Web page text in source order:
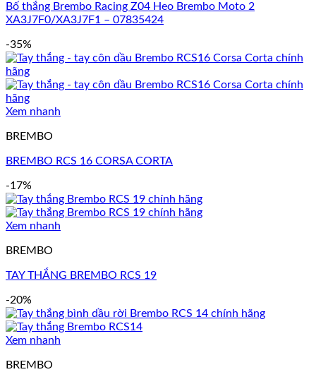
Bố thắng Brembo Racing Z04 Heo Brembo Moto 2
XA3J7F0/XA3J7F1 – 07835424
-35%
Xem nhanh
BREMBO
BREMBO RCS 16 CORSA CORTA
-17%
Xem nhanh
BREMBO
TAY THẮNG BREMBO RCS 19
-20%
Xem nhanh
BREMBO